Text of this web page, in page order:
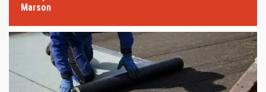
Marson